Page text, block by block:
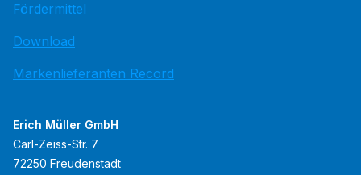
Fördermittel
Download
Markenlieferanten Record
Erich Müller GmbH
Carl-Zeiss-Str. 7
72250 Freudenstadt